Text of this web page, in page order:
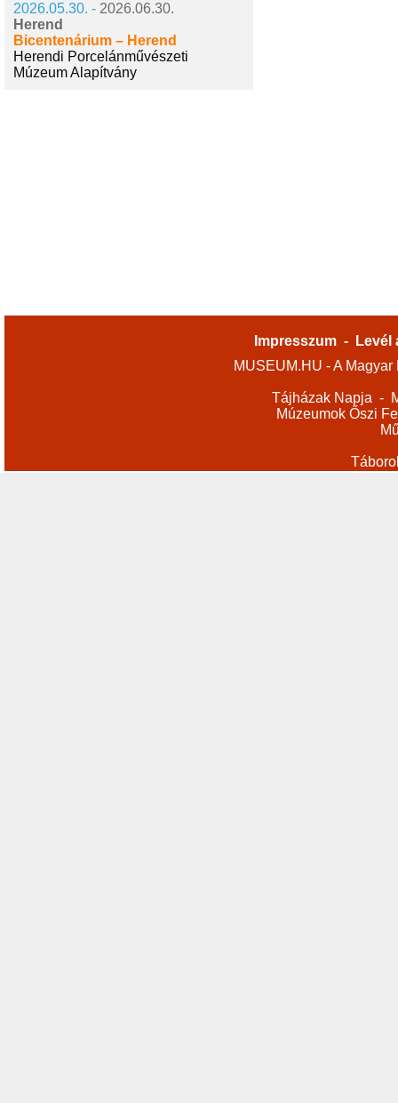
2026.05.30. - 2026.06.30.
Herend
Bicentenárium – Herend
Herendi Porcelánművészeti
Múzeum Alapítvány
Impresszum -
Levél
MUSEUM.HU - A
Tájházak Napja -
Múzeumok Őszi